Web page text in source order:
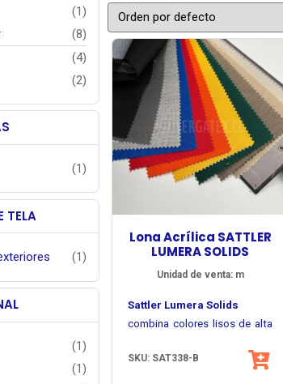
(1)
(8)
(4)
(2)
(1)
TELA
(1)
(1)
(1)
Lona Acrílica SATTLER
LUMERA SOLIDS
Unidad de venta: m
Sattler Lumera Solids
combina colores lisos de alta
uniforme y elegante,
Su estructura basada en fibra
SKU: SAT338-B